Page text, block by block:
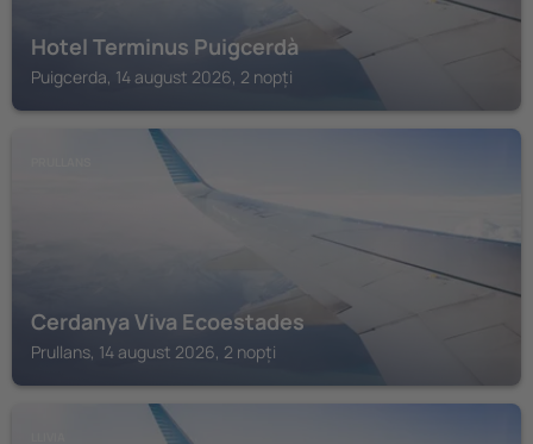
Hotel Terminus Puigcerdà
Puigcerda, 14 august 2026, 2 nopți
Cerdanya Viva Ecoestades
Prullans, 14 august 2026, 2 nopți